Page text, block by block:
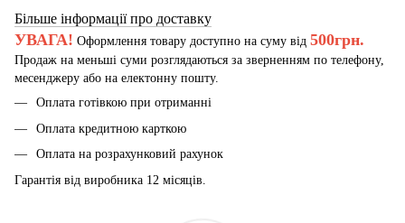
Більше інформації про доставку
УВАГА! Оформлення товару доступно на суму від 500грн.
Продаж на меньші суми розглядаються за зверненням по телефону,
месенджеру або на електонну пошту.
Оплата готівкою при отриманні
Оплата кредитною карткою
Оплата на розрахунковий рахунок
Гарантія від виробника 12 місяців.